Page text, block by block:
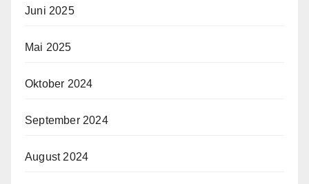
Juni 2025
Mai 2025
Oktober 2024
September 2024
August 2024